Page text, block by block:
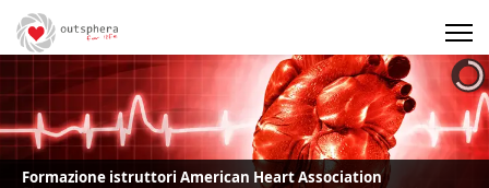
Formazione istruttori American Heart Association